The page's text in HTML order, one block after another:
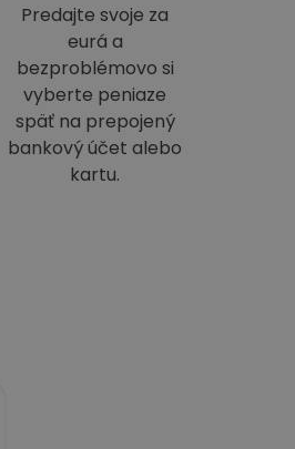
Predajte svoje za
eurá a
bezproblémovo si
vyberte peniaze
späť na prepojený
bankový účet alebo
kartu.